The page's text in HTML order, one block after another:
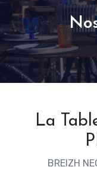
La
BREIZH